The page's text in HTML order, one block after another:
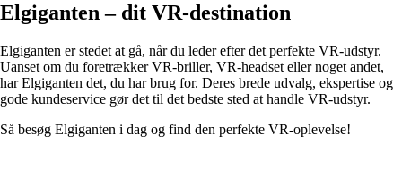
Elgiganten – dit VR-destination
Elgiganten er stedet at gå, når du leder efter det perfekte VR-udstyr.
Uanset om du foretrækker VR-briller, VR-headset eller noget andet,
har Elgiganten det, du har brug for. Deres brede udvalg, ekspertise og
gode kundeservice gør det til det bedste sted at handle VR-udstyr.
Så besøg Elgiganten i dag og find den perfekte VR-oplevelse!